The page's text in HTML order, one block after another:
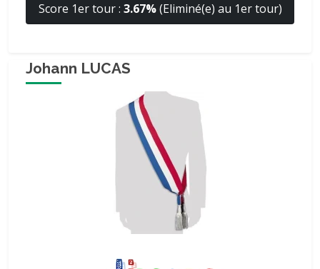
Score 1er tour : 3.67%(Eliminé(e) au 1er tour)
Johann LUCAS